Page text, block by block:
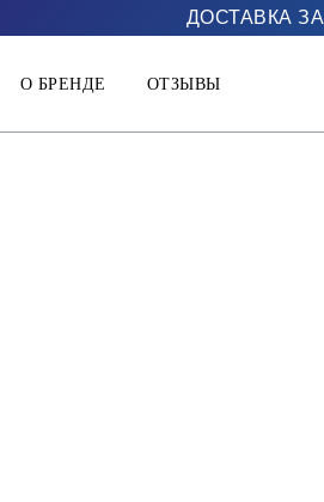
ДОСТАВКА
О БРЕНДЕ ОТЗЫВЫ